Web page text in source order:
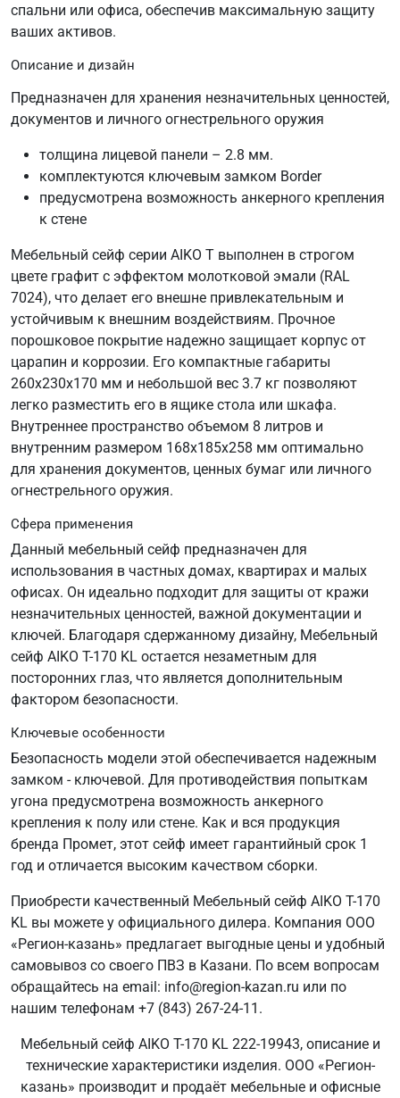
спальни или офиса, обеспечив максимальную защиту
ваших активов.
Описание и дизайн
Предназначен для хранения незначительных ценностей,
документов и личного огнестрельного оружия
толщина лицевой панели – 2.8 мм.
комплектуются ключевым замком Border
предусмотрена возможность анкерного крепления
к стене
Мебельный сейф серии AIKO T выполнен в строгом
цвете графит с эффектом молотковой эмали (RAL
7024), что делает его внешне привлекательным и
устойчивым к внешним воздействиям. Прочное
порошковое покрытие надежно защищает корпус от
царапин и коррозии. Его компактные габариты
260х230х170 мм и небольшой вес 3.7 кг позволяют
легко разместить его в ящике стола или шкафа.
Внутреннее пространство объемом 8 литров и
внутренним размером 168х185х258 мм оптимально
для хранения документов, ценных бумаг или личного
огнестрельного оружия.
Сфера применения
Данный мебельный сейф предназначен для
использования в частных домах, квартирах и малых
офисах. Он идеально подходит для защиты от кражи
незначительных ценностей, важной документации и
ключей. Благодаря сдержанному дизайну, Мебельный
сейф AIKO T-170 KL остается незаметным для
посторонних глаз, что является дополнительным
фактором безопасности.
Ключевые особенности
Безопасность модели этой обеспечивается надежным
замком - ключевой. Для противодействия попыткам
угона предусмотрена возможность анкерного
крепления к полу или стене. Как и вся продукция
бренда Промет, этот сейф имеет гарантийный срок 1
год и отличается высоким качеством сборки.
Приобрести качественный Мебельный сейф AIKO T-170
KL вы можете у официального дилера. Компания ООО
«Регион-казань» предлагает выгодные цены и удобный
самовывоз со своего ПВЗ в Казани. По всем вопросам
обращайтесь на email: info@region-kazan.ru или по
нашим телефонам +7 (843) 267-24-11.
Мебельный сейф AIKO T-170 KL 222-19943, описание и
технические характеристики изделия. ООО «Регион-
казань» производит и продаёт мебельные и офисные